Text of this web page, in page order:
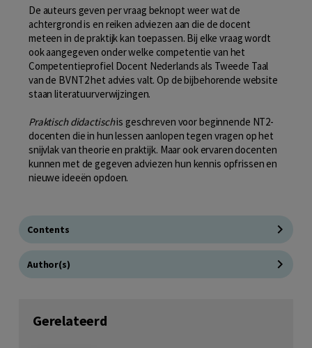
De auteurs geven per vraag beknopt weer wat de
achtergrond is en reiken adviezen aan die de docent
meteen in de praktijk kan toepassen. Bij elke vraag wordt
ook aangegeven onder welke competentie van het
Competentieprofiel Docent Nederlands als Tweede Taal
van de BVNT2 het advies valt. Op de bijbehorende website
staan literatuurverwijzingen.
Praktisch didactischis geschreven voor beginnende NT2-
docenten die in hun lessen aanlopen tegen vragen op het
snijvlak van theorie en praktijk. Maar ook ervaren docenten
kunnen met de gegeven adviezen hun kennis opfrissen en
nieuwe ideeën opdoen.
Contents
Author(s)
Gerelateerd